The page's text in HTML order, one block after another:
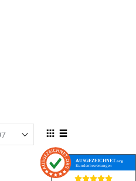
Ansicht
RasterListe
AUSGEZEICHNET.org
Kundenbewertungen